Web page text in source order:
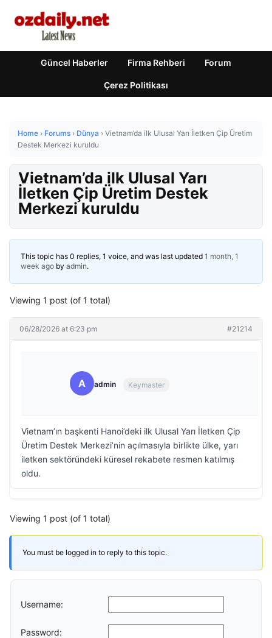
Güncel Haberler Firma Rehberi Forum
Çerez Politikası
Home › Forums › Dünya › Vietnam’da ilk Ulusal Yarı İletken Çip Üretim
Destek Merkezi kuruldu
Vietnam’da ilk Ulusal Yarı
İletken Çip Üretim Destek
Merkezi kuruldu
This topic has 0 replies, 1 voice, and was last updated 1 month, 1
week ago by admin.
Viewing 1 post (of 1 total)
06/28/2026 at 6:23 pm #21214
A admin Keymaster
Vietnam’ın başkenti Hanoi’deki ilk Ulusal Yarı İletken Çip
Üretim Destek Merkezi’nin açılmasıyla birlikte ülke, yarı
iletken sektöründeki küresel rekabete resmen katılmış
oldu.
Viewing 1 post (of 1 total)
You must be logged in to reply to this topic.
Username:
Password: